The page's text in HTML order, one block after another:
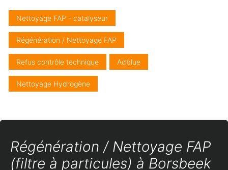
Nettoyage FAP - catalyseur
Régénération / Nettoyage FAP
Refus contrôle technique Adblue
Nettoyage Hydrogène
Régénération / Nettoyage FAP
(filtre à particules) à Borsbeek